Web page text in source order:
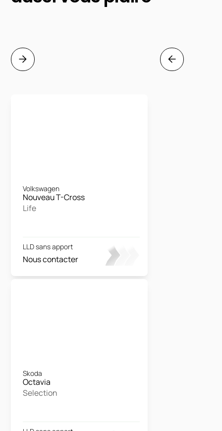
Volkswagen
Nouveau T-Cross
Life
LLD sans apport
Nous contacter
Skoda
Octavia
Selection